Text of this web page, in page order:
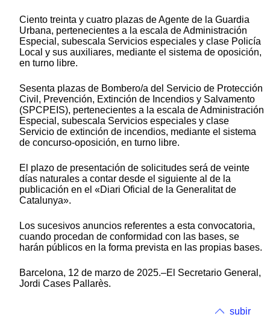
Ciento treinta y cuatro plazas de Agente de la Guardia
Urbana, pertenecientes a la escala de Administración
Especial, subescala Servicios especiales y clase Policía
Local y sus auxiliares, mediante el sistema de oposición,
en turno libre.
Sesenta plazas de Bombero/a del Servicio de Protección
Civil, Prevención, Extinción de Incendios y Salvamento
(SPCPEIS), pertenecientes a la escala de Administración
Especial, subescala Servicios especiales y clase
Servicio de extinción de incendios, mediante el sistema
de concurso-oposición, en turno libre.
El plazo de presentación de solicitudes será de veinte
días naturales a contar desde el siguiente al de la
publicación en el «Diari Oficial de la Generalitat de
Catalunya».
Los sucesivos anuncios referentes a esta convocatoria,
cuando procedan de conformidad con las bases, se
harán públicos en la forma prevista en las propias bases.
Barcelona, 12 de marzo de 2025.–El Secretario General,
Jordi Cases Pallarès.
subir